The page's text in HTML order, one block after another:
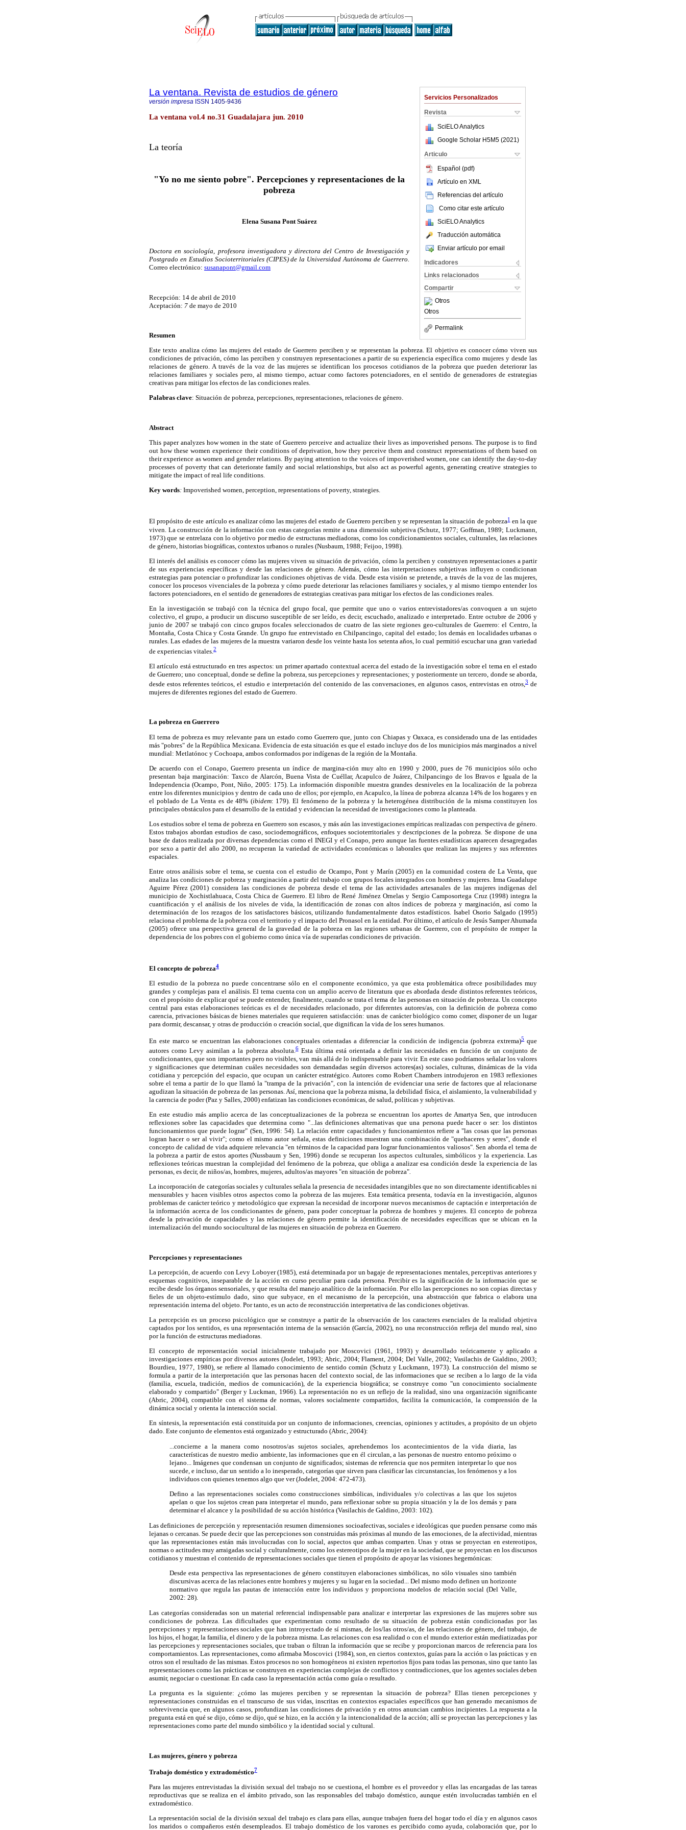
Servicios Personalizados
Revista
SciELO Analytics
Google Scholar H5M5 (2021 )
Articulo
Español (pdf)
Artículo en XML
Referencias del artículo
Como citar este artículo
SciELO Analytics
Traducción automática
Enviar artículo por email
Indicadores
Links relacionados
Compartir
Otros
Otros
Permalink
La ventana. Revista de estudios de género
versión impresa ISSN 1405-9436
La ventana vol.4 no.31 Guadalajara jun. 2010
La teoría
"Yo no me siento pobre". Percepciones y representaciones de la
pobreza
Elena Susana Pont Suárez
Doctora en sociología, profesora investigadora y directora del Centro de Investigación y
Postgrado en Estudios Socioterritoriales (CIPES) de la Universidad Autónoma de Guerrero.
Correo electrónico: susanapont@gmail.com
Recepción: 14 de abril de 2010
Aceptación: 7 de mayo de 2010
Resumen
Este texto analiza cómo las mujeres del estado de Guerrero perciben y se representan la pobreza. El objetivo es conocer cómo viven sus
condiciones de privación, cómo las perciben y construyen representaciones a partir de su experiencia específica como mujeres y desde las
relaciones de género. A través de la voz de las mujeres se identifican los procesos cotidianos de la pobreza que pueden deteriorar las
relaciones familiares y sociales pero, al mismo tiempo, actuar como factores potenciadores, en el sentido de generadores de estrategias
creativas para mitigar los efectos de las condiciones reales.
Palabras clave: Situación de pobreza, percepciones, representaciones, relaciones de género.
Abstract
This paper analyzes how women in the state of Guerrero perceive and actualize their lives as impoverished persons. The purpose is to find
out how these women experience their conditions of deprivation, how they perceive them and construct representations of them based on
their experience as women and gender relations. By paying attention to the voices of impoverished women, one can identify the day-to-day
processes of poverty that can deteriorate family and social relationships, but also act as powerful agents, generating creative strategies to
mitigate the impact of real life conditions.
Key words: Impoverished women, perception, representations of poverty, strategies.
El propósito de este artículo es analizar cómo las mujeres del estado de Guerrero perciben y se representan la situación de pobreza1en la que
viven. La construcción de la información con estas categorías remite a una dimensión subjetiva (Schutz, 1977; Goffman, 1989; Luckmann,
1973) que se entrelaza con lo objetivo por medio de estructuras mediadoras, como los condicionamientos sociales, culturales, las relaciones
de género, historias biográficas, contextos urbanos o rurales (Nusbaum, 1988; Feijoo, 1998).
El interés del análisis es conocer cómo las mujeres viven su situación de privación, cómo la perciben y construyen representaciones a partir
de sus experiencias específicas y desde las relaciones de género. Además, cómo las interpretaciones subjetivas influyen o condicionan
estrategias para potenciar o profundizar las condiciones objetivas de vida. Desde esta visión se pretende, a través de la voz de las mujeres,
conocer los procesos vivenciales de la pobreza y cómo puede deteriorar las relaciones familiares y sociales, y al mismo tiempo entender los
factores potenciadores, en el sentido de generadores de estrategias creativas para mitigar los efectos de las condiciones reales.
En la investigación se trabajó con la técnica del grupo focal, que permite que uno o varios entrevistadores/as convoquen a un sujeto
colectivo, el grupo, a producir un discurso susceptible de ser leído, es decir, escuchado, analizado e interpretado. Entre octubre de 2006 y
junio de 2007 se trabajó con cinco grupos focales seleccionados de cuatro de las siete regiones geo-culturales de Guerrero: el Centro, la
Montaña, Costa Chica y Costa Grande. Un grupo fue entrevistado en Chilpancingo, capital del estado; los demás en localidades urbanas o
rurales. Las edades de las mujeres de la muestra variaron desde los veinte hasta los setenta años, lo cual permitió escuchar una gran variedad
de experiencias vitales. 2
El artículo está estructurado en tres aspectos: un primer apartado contextual acerca del estado de la investigación sobre el tema en el estado
de Guerrero; uno conceptual, donde se define la pobreza, sus percepciones y representaciones; y posteriormente un tercero, donde se aborda,
desde estos referentes teóricos, el estudio e interpretación del contenido de las conversaciones, en algunos casos, entrevistas en otros,3de
mujeres de diferentes regiones del estado de Guerrero.
La pobreza en Guerrero
El tema de pobreza es muy relevante para un estado como Guerrero que, junto con Chiapas y Oaxaca, es considerado una de las entidades
más "pobres" de la República Mexicana. Evidencia de esta situación es que el estado incluye dos de los municipios más marginados a nivel
mundial: Metlatónoc y Cochoapa, ambos conformados por indígenas de la región de la Montaña.
De acuerdo con el Conapo, Guerrero presenta un índice de margina-ción muy alto en 1990 y 2000, pues de 76 municipios sólo ocho
presentan baja marginación: Taxco de Alarcón, Buena Vista de Cuéllar, Acapulco de Juárez, Chilpancingo de los Bravos e Iguala de la
Independencia (Ocampo, Pont, Niño, 2005: 175). La información disponible muestra grandes desniveles en la localización de la pobreza
entre los diferentes municipios y dentro de cada uno de ellos; por ejemplo, en Acapulco, la línea de pobreza alcanza 14% de los hogares y en
el poblado de La Venta es de 48% (ibidem: 179). El fenómeno de la pobreza y la heterogénea distribución de la misma constituyen los
principales obstáculos para el desarrollo de la entidad y evidencian la necesidad de investigaciones como la planteada.
Los estudios sobre el tema de pobreza en Guerrero son escasos, y más aún las investigaciones empíricas realizadas con perspectiva de género.
Estos trabajos abordan estudios de caso, sociodemográficos, enfoques socioterritoriales y descripciones de la pobreza. Se dispone de una
base de datos realizada por diversas dependencias como el INEGI y el Conapo, pero aunque las fuentes estadísticas aparecen desagregadas
por sexo a partir del año 2000, no recuperan la variedad de actividades económicas o laborales que realizan las mujeres y sus referentes
espaciales.
Entre otros análisis sobre el tema, se cuenta con el estudio de Ocampo, Pont y Marín (2005) en la comunidad costera de La Venta, que
analiza las condiciones de pobreza y marginación a partir del trabajo con grupos focales integrados con hombres y mujeres. Irma Guadalupe
Aguirre Pérez (2001) considera las condiciones de pobreza desde el tema de las actividades artesanales de las mujeres indígenas del
municipio de Xochistlahuaca, Costa Chica de Guerrero. El libro de René Jiménez Ornelas y Sergio Camposortega Cruz (1998) integra la
cuantificación y el análisis de los niveles de vida, la identificación de zonas con altos índices de pobreza y marginación, así como la
determinación de los rezagos de los satisfactores básicos, utilizando fundamentalmente datos estadísticos. Isabel Osorio Salgado (1995)
relaciona el problema de la pobreza con el territorio y el impacto del Pronasol en la entidad. Por último, el artículo de Jesús Samper Ahumada
(2005) ofrece una perspectiva general de la gravedad de la pobreza en las regiones urbanas de Guerrero, con el propósito de romper la
dependencia de los pobres con el gobierno como única vía de superarlas condiciones de privación.
El concepto de pobreza4
El estudio de la pobreza no puede concentrarse sólo en el componente económico, ya que esta problemática ofrece posibilidades muy
grandes y complejas para el análisis. El tema cuenta con un amplio acervo de literatura que es abordada desde distintos referentes teóricos,
con el propósito de explicar qué se puede entender, finalmente, cuando se trata el tema de las personas en situación de pobreza. Un concepto
central para estas elaboraciones teóricas es el de necesidades relacionado, por diferentes autores/as, con la definición de pobreza como
carencia, privaciones básicas de bienes materiales que requieren satisfacción: unas de carácter biológico como comer, disponer de un lugar
para dormir, descansar, y otras de producción o creación social, que dignifican la vida de los seres humanos.
En este marco se encuentran las elaboraciones conceptuales orientadas a diferenciar la condición de indigencia (pobreza extrema)5que
autores como Levy asimilan a la pobreza absoluta.6Esta última está orientada a definir las necesidades en función de un conjunto de
condicionantes, que son importantes pero no visibles, van más allá de lo indispensable para vivir. En este caso podríamos señalar los valores
y significaciones que determinan cuáles necesidades son demandadas según diversos actores(as) sociales, culturas, dinámicas de la vida
cotidiana y percepción del espacio, que ocupan un carácter estratégico. Autores como Robert Chambers introdujeron en 1983 reflexiones
sobre el tema a partir de lo que llamó la "trampa de la privación", con la intención de evidenciar una serie de factores que al relacionarse
agudizan la situación de pobreza de las personas. Así, menciona que la pobreza misma, la debilidad física, el aislamiento, la vulnerabilidad y
la carencia de poder (Paz y Salles, 2000) enfatizan las condiciones económicas, de salud, políticas y subjetivas.
En este estudio más amplio acerca de las conceptualizaciones de la pobreza se encuentran los aportes de Amartya Sen, que introducen
reflexiones sobre las capacidades que determina como "...las definiciones alternativas que una persona puede hacer o ser: los distintos
funcionamientos que puede lograr" (Sen, 1996: 54). La relación entre capacidades y funcionamientos refiere a "las cosas que las personas
logran hacer o ser al vivir"; como el mismo autor señala, estas definiciones muestran una combinación de "quehaceres y seres", donde el
concepto de calidad de vida adquiere relevancia "en términos de la capacidad para lograr funcionamientos valiosos". Sen aborda el tema de
la pobreza a partir de estos aportes (Nussbaum y Sen, 1996) donde se recuperan los aspectos culturales, simbólicos y la experiencia. Las
reflexiones teóricas muestran la complejidad del fenómeno de la pobreza, que obliga a analizar esa condición desde la experiencia de las
personas, es decir, de niños/as, hombres, mujeres, adultos/as mayores "en situación de pobreza".
La incorporación de categorías sociales y culturales señala la presencia de necesidades intangibles que no son directamente identificables ni
mensurables y hacen visibles otros aspectos como la pobreza de las mujeres. Esta temática presenta, todavía en la investigación, algunos
problemas de carácter teórico y metodológico que expresan la necesidad de incorporar nuevos mecanismos de captación e interpretación de
la información acerca de los condicionantes de género, para poder conceptuar la pobreza de hombres y mujeres. El concepto de pobreza
desde la privación de capacidades y las relaciones de género permite la identificación de necesidades específicas que se ubican en la
internalización del mundo sociocultural de las mujeres en situación de pobreza en Guerrero.
Percepciones y representaciones
La percepción, de acuerdo con Levy Loboyer (1985), está determinada por un bagaje de representaciones mentales, perceptivas anteriores y
esquemas cognitivos, inseparable de la acción en curso peculiar para cada persona. Percibir es la significación de la información que se
recibe desde los órganos sensoriales, y que resulta del manejo analítico de la información. Por ello las percepciones no son copias directas y
fieles de un objeto-estímulo dado, sino que subyace, en el mecanismo de la percepción, una abstracción que fabrica o elabora una
representación interna del objeto. Por tanto, es un acto de reconstrucción interpretativa de las condiciones objetivas.
La percepción es un proceso psicológico que se construye a partir de la observación de los caracteres esenciales de la realidad objetiva
captados por los sentidos, es una representación interna de la sensación (García, 2002), no una reconstrucción refleja del mundo real, sino
por la función de estructuras mediadoras.
El concepto de representación social inicialmente trabajado por Moscovici (1961, 1993) y desarrollado teóricamente y aplicado a
investigaciones empíricas por diversos autores (Jodelet, 1993; Abric, 2004; Flament, 2004; Del Valle, 2002; Vasilachis de Gialdino, 2003;
Bourdieu, 1977, 1980), se refiere al llamado conocimiento de sentido común (Schutz y Luckmann, 1973). La construcción del mismo se
formula a partir de la interpretación que las personas hacen del contexto social, de las informaciones que se reciben a lo largo de la vida
(familia, escuela, tradición, medios de comunicación), de la experiencia biográfica; se construye como "un conocimiento socialmente
elaborado y compartido" (Berger y Luckman, 1966). La representación no es un reflejo de la realidad, sino una organización significante
(Abric, 2004), compatible con el sistema de normas, valores socialmente compartidos, facilita la comunicación, la comprensión de la
dinámica social y orienta la interacción social.
En síntesis, la representación está constituida por un conjunto de informaciones, creencias, opiniones y actitudes, a propósito de un objeto
dado. Este conjunto de elementos está organizado y estructurado (Abric, 2004):
...concierne a la manera como nosotros/as sujetos sociales, aprehendemos los acontecimientos de la vida diaria, las
características de nuestro medio ambiente, las informaciones que en él circulan, a las personas de nuestro entorno próximo o
lejano... Imágenes que condensan un conjunto de significados; sistemas de referencia que nos permiten interpretar lo que nos
sucede, e incluso, dar un sentido a lo inesperado, categorías que sirven para clasificar las circunstancias, los fenómenos y a los
individuos con quienes tenemos algo que ver (Jodelet, 2004: 472-473).
Defino a las representaciones sociales como construcciones simbólicas, individuales y/o colectivas a las que los sujetos
apelan o que los sujetos crean para interpretar el mundo, para reflexionar sobre su propia situación y la de los demás y para
determinar el alcance y la posibilidad de su acción histórica (Vasilachis de Galdino, 2003: 102).
Las definiciones de percepción y representación resumen dimensiones socioafectivas, sociales e ideológicas que pueden pensarse como más
lejanas o cercanas. Se puede decir que las percepciones son construidas más próximas al mundo de las emociones, de la afectividad, mientras
que las representaciones están más involucradas con lo social, aspectos que ambas comparten. Unas y otras se proyectan en estereotipos,
normas o actitudes muy arraigadas social y culturalmente, como los estereotipos de la mujer en la sociedad, que se proyectan en los discursos
cotidianos y muestran el contenido de representaciones sociales que tienen el propósito de apoyar las visiones hegemónicas:
Desde esta perspectiva las representaciones de género constituyen elaboraciones simbólicas, no sólo visuales sino también
discursivas acerca de las relaciones entre hombres y mujeres y su lugar en la sociedad... Del mismo modo definen un horizonte
normativo que regula las pautas de interacción entre los individuos y proporciona modelos de relación social (Del Valle,
2002: 28).
Las categorías consideradas son un material referencial indispensable para analizar e interpretar las expresiones de las mujeres sobre sus
condiciones de pobreza. Las dificultades que experimentan como resultado de su situación de pobreza están condicionadas por las
percepciones y representaciones sociales que han introyectado de sí mismas, de los/las otros/as, de las relaciones de género, del trabajo, de
los hijos, el hogar, la familia, el dinero y de la pobreza misma. Las relaciones con esa realidad o con el mundo exterior están mediatizadas por
las percepciones y representaciones sociales, que traban o filtran la información que se recibe y proporcionan marcos de referencia para los
comportamientos. Las representaciones, como afirmaba Moscovici (1984), son, en ciertos contextos, guías para la acción o las prácticas y en
otros son el resultado de las mismas. Estos procesos no son homogéneos ni existen repertorios fijos para todas las personas, sino que tanto las
representaciones como las prácticas se construyen en experiencias complejas de conflictos y contradicciones, que los agentes sociales deben
asumir, negociar o cuestionar. En cada caso la representación actúa como guía o resultado.
La pregunta es la siguiente: ¿cómo las mujeres perciben y se representan la situación de pobreza? Ellas tienen percepciones y
representaciones construidas en el transcurso de sus vidas, inscritas en contextos espaciales específicos que han generado mecanismos de
sobrevivencia que, en algunos casos, profundizan las condiciones de privación y en otros anuncian cambios incipientes. La respuesta a la
pregunta está en qué se dijo, cómo se dijo, qué se hizo, en la acción y la intencionalidad de la acción; allí se proyectan las percepciones y las
representaciones como parte del mundo simbólico y la identidad social y cultural.
Las mujeres, género y pobreza
Trabajo doméstico y extradoméstico7
Para las mujeres entrevistadas la división sexual del trabajo no se cuestiona, el hombre es el proveedor y ellas las encargadas de las tareas
reproductivas que se realiza en el ámbito privado, son las responsables del trabajo doméstico, aunque estén involucradas también en el
extradoméstico.
La representación social de la división sexual del trabajo es clara para ellas, aunque trabajen fuera del hogar todo el día y en algunos casos
los maridos o compañeros estén desempleados. El trabajo doméstico de los varones es percibido como ayuda, colaboración que, por lo